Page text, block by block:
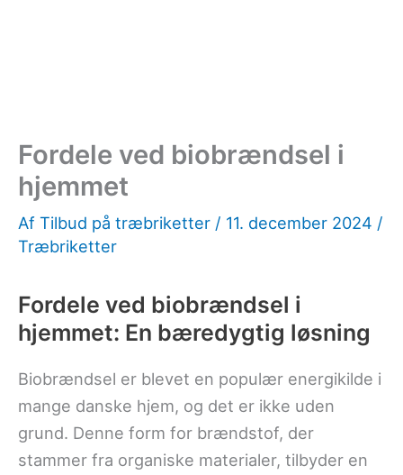
Fordele ved biobrændsel i
hjemmet
Af Tilbud på træbriketter / 11. december 2024 /
Træbriketter
Fordele ved biobrændsel i
hjemmet: En bæredygtig løsning
Biobrændsel er blevet en populær energikilde i
mange danske hjem, og det er ikke uden
grund. Denne form for brændstof, der
stammer fra organiske materialer, tilbyder en